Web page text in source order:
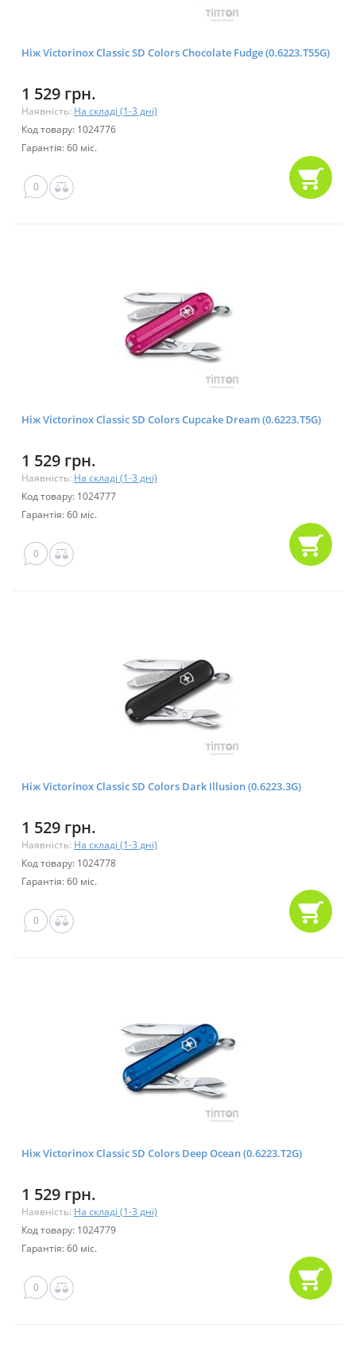
Ніж Victorinox Classic SD Colors Chocolate Fudge (0.6223.T55G)
1 529 грн.
Наявність: На складі (1-3 дні)
Код товару: 1024776
Гарантія: 60 міс.
0
Ніж Victorinox Classic SD Colors Cupcake Dream (0.6223.T5G)
1 529 грн.
Наявність: На складі (1-3 дні)
Код товару: 1024777
Гарантія: 60 міс.
0
Ніж Victorinox Classic SD Colors Dark Illusion (0.6223.3G)
1 529 грн.
Наявність: На складі (1-3 дні)
Код товару: 1024778
Гарантія: 60 міс.
0
Ніж Victorinox Classic SD Colors Deep Ocean (0.6223.T2G)
1 529 грн.
Наявність: На складі (1-3 дні)
Код товару: 1024779
Гарантія: 60 міс.
0